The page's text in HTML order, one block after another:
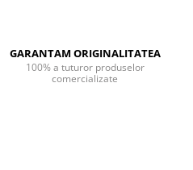
GARANTAM ORIGINALITATEA
100% a tuturor produselor
comercializate